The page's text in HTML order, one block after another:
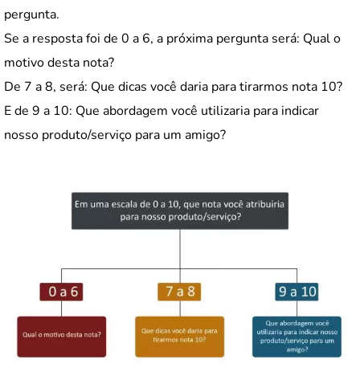
pergunta.
Se a resposta foi de 0 a 6, a próxima pergunta será: Qual o
motivo desta nota?
De 7 a 8, será: Que dicas você daria para tirarmos nota 10?
E de 9 a 10: Que abordagem você utilizaria para indicar
nosso produto/serviço para um amigo?